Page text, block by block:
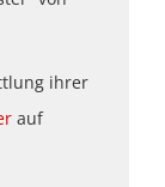
ihrer
auf